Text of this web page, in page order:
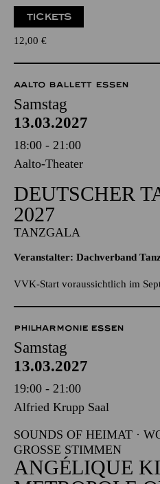
Für Kleinkinder von 1 bis 3
12,00€
AALTO BALLETT ESSEN
Samstag
13.03.2027
18:00 - 21:00
Aalto-Theater
DEUTSCHER
2027
VVK-Start voraussichtlich im
PHILHARMONIE ESSEN
Samstag
13.03.2027
19:00 - 21:00
Alfried Krupp Saal
SOUNDS OF HEIMAT ·